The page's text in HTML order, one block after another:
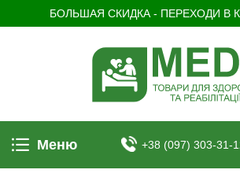
БОЛЬШАЯ СКИДКА - ПЕРЕХОДИ В
Меню +38 (097) 303-31-